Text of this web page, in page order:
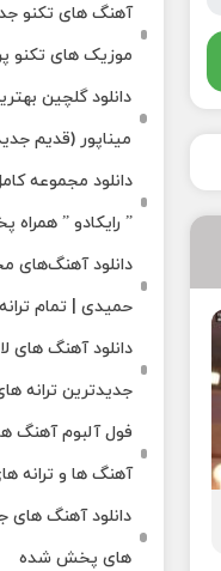
آهنگ های تکنو
موزیک های تکنو
دانلود گلچین
میناپور (قدیم
دانلود مجموعه
” رایکادو ” همراه
دانلود آهنگ‌های
حمیدی | تمام
دانلود آهنگ‌ های
جدیدترین ترانه
فول آلبوم آهنگ‌
آهنگ‌ ها و ترانه‌
دانلود آهنگ های
های پخش شده